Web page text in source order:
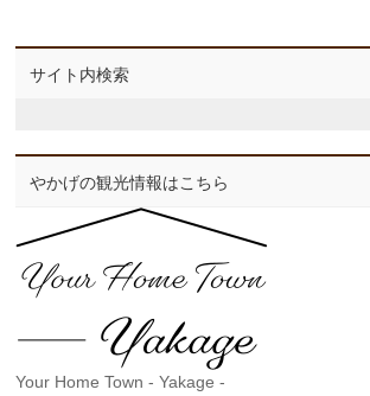
サイト内検索
やかげの観光情報はこちら
Your Home Town - Yakage -